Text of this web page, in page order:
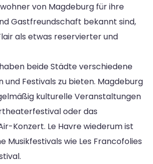
von Magdeburg für ihre
Gastfreundschaft bekannt sind,
als etwas reservierter und
beide Städte verschiedene
und Festivals zu bieten. Magdeburg
kulturelle Veranstaltungen
oder das
Konzert. Le Havre wiederum ist
Musikfestivals wie Les Francofolies